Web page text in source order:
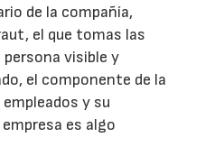
de la compañía,
el que tomas las
persona visible y
el componente de la
y su
es algo